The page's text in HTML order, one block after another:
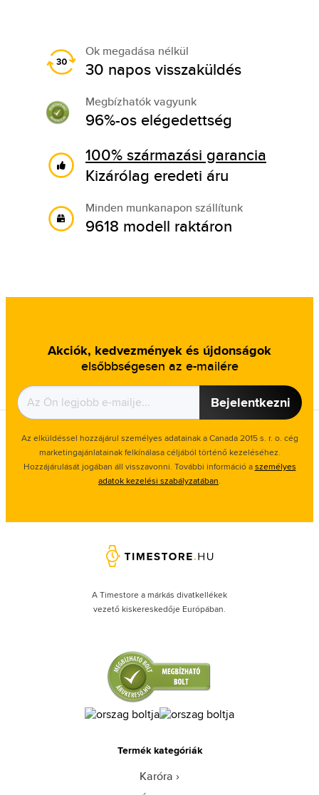
Ok megadása nélkül
30 napos visszaküldés
Megbízhatók vagyunk
96%-os elégedettség
100% származási garancia
Kizárólag eredeti áru
Minden munkanapon szállítunk
9618 modell raktáron
Akciók, kedvezmények és újdonságok
elsőbbségesen az e-mailére
Bejelentkezni
Az elküldéssel hozzájárul személyes adatainak a Canada 2015 s. r. o. cég
marketingajánlatainak felkínálasa céljából történő kezeléséhez.
Hozzájárulását jogában áll visszavonni. További információ aszemélyes
adatok kezelési szabályzatában.
A Timestore a márkás divatkellékek
vezető kiskereskedője Európában.
Termék kategóriák
Karóra